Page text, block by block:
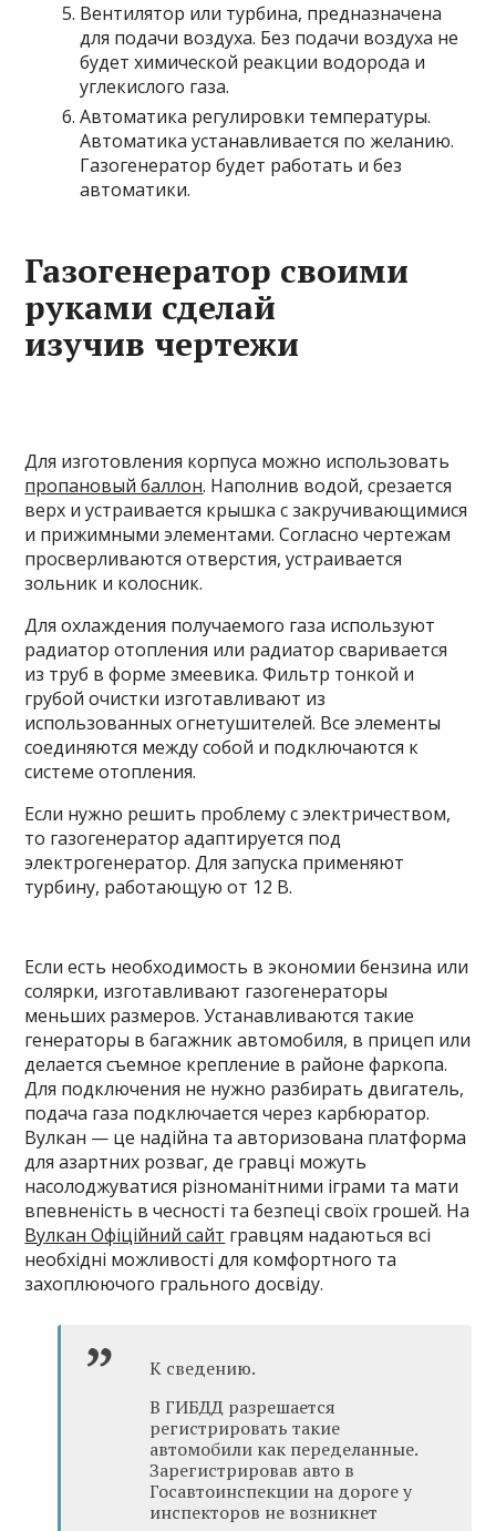
Вентилятор или турбина, предназначена
для подачи воздуха. Без подачи воздуха не
будет химической реакции водорода и
углекислого газа.
Автоматика регулировки температуры.
Автоматика устанавливается по желанию.
Газогенератор будет работать и без
автоматики.
Газогенератор своими
руками сделай
изучив чертежи
Для изготовления корпуса можно использовать
пропановый баллон. Наполнив водой, срезается
верх и устраивается крышка с закручивающимися
и прижимными элементами. Согласно чертежам
просверливаются отверстия, устраивается
зольник и колосник.
Для охлаждения получаемого газа используют
радиатор отопления или радиатор сваривается
из труб в форме змеевика. Фильтр тонкой и
грубой очистки изготавливают из
использованных огнетушителей. Все элементы
соединяются между собой и подключаются к
системе отопления.
Если нужно решить проблему с электричеством,
то газогенератор адаптируется под
электрогенератор. Для запуска применяют
турбину, работающую от 12 В.
Если есть необходимость в экономии бензина или
солярки, изготавливают газогенераторы
меньших размеров. Устанавливаются такие
генераторы в багажник автомобиля, в прицеп или
делается съемное крепление в районе фаркопа.
Для подключения не нужно разбирать двигатель,
подача газа подключается через карбюратор.
Вулкан — це надійна та авторизована платформа
для азартних розваг, де гравці можуть
насолоджуватися різноманітними іграми та мати
впевненість в чесності та безпеці своїх грошей. На
Вулкан Офіційний сайт гравцям надаються всі
необхідні можливості для комфортного та
захоплюючого грального досвіду.
К сведению.
В ГИБДД разрешается
регистрировать такие
автомобили как переделанные.
Зарегистрировав авто в
Госавтоинспекции на дороге у
инспекторов не возникнет